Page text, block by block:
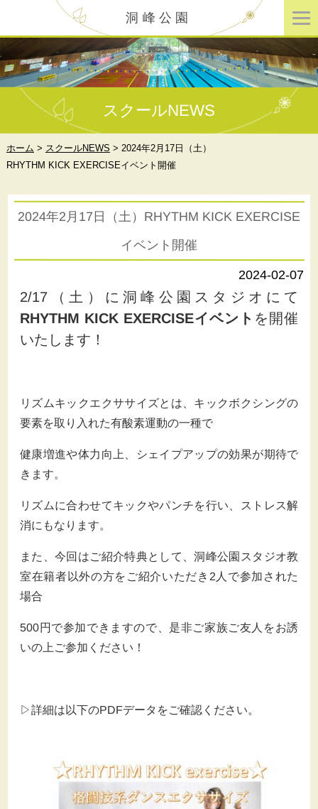
洞峰公園
スクールNEWS
ホーム > スクールNEWS > 2024年2月17日（土）
RHYTHM KICK EXERCISEイベント開催
2024年2月17日（土）RHYTHM KICK EXERCISE
イベント開催
2024-02-07
2/17（土）に洞峰公園スタジオにて
RHYTHM KICK EXERCISEイベント を開催
いたします！
リズムキックエクササイズとは、キックボクシングの
要素を取り入れた有酸素運動の一種で
健康増進や体力向上、シェイプアップの効果が期待で
きます。
リズムに合わせてキックやパンチを行い、ストレス解
消にもなります。
また、今回はご紹介特典として、洞峰公園スタジオ教
室在籍者以外の方をご紹介いただき2人で参加された
場合
500円で参加できますので、是非ご家族ご友人をお誘
いの上ご参加ください！
▷詳細は以下のPDFデータをご確認ください。